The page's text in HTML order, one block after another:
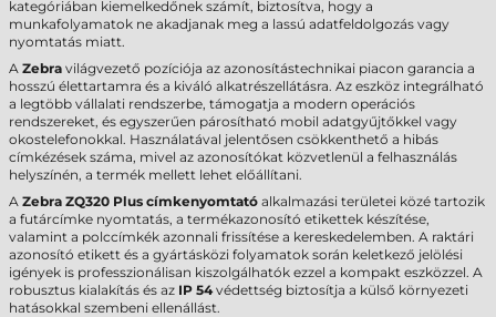
kategóriában kiemelkedőnek számít, biztosítva, hogy a
munkafolyamatok ne akadjanak meg a lassú adatfeldolgozás vagy
nyomtatás miatt.
A Zebra világvezető pozíciója az azonosítástechnikai piacon garancia a
hosszú élettartamra és a kiváló alkatrészellátásra. Az eszköz integrálható
a legtöbb vállalati rendszerbe, támogatja a modern operációs
rendszereket, és egyszerűen párosítható mobil adatgyűjtőkkel vagy
okostelefonokkal. Használatával jelentősen csökkenthető a hibás
címkézések száma, mivel az azonosítókat közvetlenül a felhasználás
helyszínén, a termék mellett lehet előállítani.
A Zebra ZQ320 Plus címkenyomtató alkalmazási területei közé tartozik
a futárcímke nyomtatás, a termékazonosító etikettek készítése,
valamint a polccímkék azonnali frissítése a kereskedelemben. A raktári
azonosító etikett és a gyártásközi folyamatok során keletkező jelölési
igények is professzionálisan kiszolgálhatók ezzel a kompakt eszközzel. A
robusztus kialakítás és az IP 54védettség biztosítja a külső környezeti
hatásokkal szembeni ellenállást.